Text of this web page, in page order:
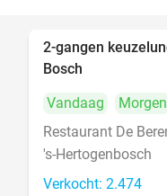
2-gangen
Bosch
Vandaag
Morgen
Restaurant De
's-Hertogenbosch
Verkocht: 2.474